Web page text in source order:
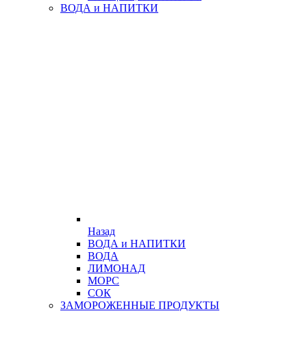
ВОДА и НАПИТКИ
Назад
ВОДА и НАПИТКИ
ВОДА
ЛИМОНАД
МОРС
СОК
ЗАМОРОЖЕННЫЕ ПРОДУКТЫ